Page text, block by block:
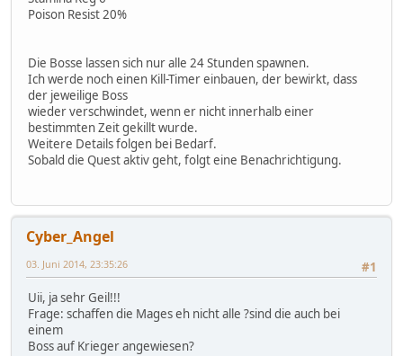
Poison Resist 20%
Die Bosse lassen sich nur alle 24 Stunden spawnen.
Ich werde noch einen Kill-Timer einbauen, der bewirkt, dass
der jeweilige Boss
wieder verschwindet, wenn er nicht innerhalb einer
bestimmten Zeit gekillt wurde.
Weitere Details folgen bei Bedarf.
Sobald die Quest aktiv geht, folgt eine Benachrichtigung.
Cyber_Angel
#1
03. Juni 2014, 23:35:26
Uii, ja sehr Geil!!!
Frage: schaffen die Mages eh nicht alle ?sind die auch bei
einem
Boss auf Krieger angewiesen?